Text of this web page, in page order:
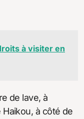
à visiter en
de lave, à
Haikou, à côté de